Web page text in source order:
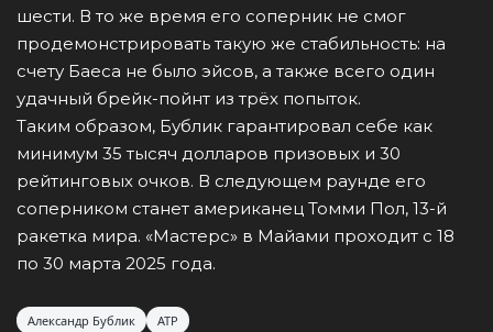
шести. В то же время его соперник не смог
продемонстрировать такую же стабильность: на
счету Баеса не было эйсов, а также всего один
удачный брейк-пойнт из трёх попыток.
Таким образом, Бублик гарантировал себе как
минимум 35 тысяч долларов призовых и 30
рейтинговых очков. В следующем раунде его
соперником станет американец Томми Пол, 13-й
ракетка мира. «Мастерс» в Майами проходит с 18
по 30 марта 2025 года.
Александр Бублик ATP